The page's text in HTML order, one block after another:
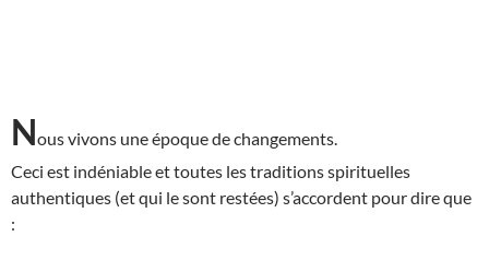
Nous vivons une époque de changements.
Ceci est indéniable et toutes les traditions spirituelles
authentiques (et qui le sont restées) s’accordent pour dire que
: